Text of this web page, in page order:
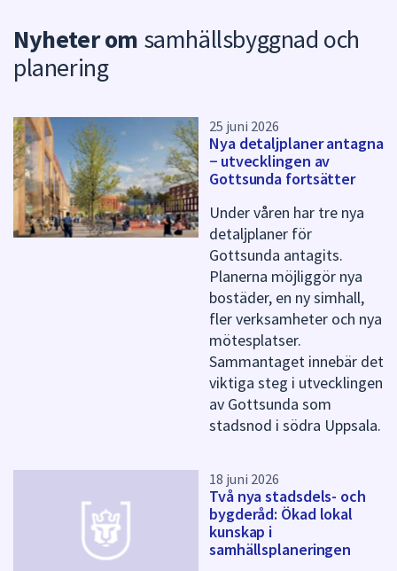
u
n
k
r
f
ö
r
e
n
Nyheter om samhällsbyggnad och
planering
25 juni 2026
Nya detaljplaner antagna
− utvecklingen av
Gottsunda fortsätter
Under våren har tre nya
detaljplaner för
Gottsunda antagits.
Planerna möjliggör nya
bostäder, en ny simhall,
fler verksamheter och nya
mötesplatser.
Sammantaget innebär det
viktiga steg i utvecklingen
av Gottsunda som
stadsnod i södra Uppsala.
18 juni 2026
Två nya stadsdels- och
bygderåd: Ökad lokal
kunskap i
samhällsplaneringen